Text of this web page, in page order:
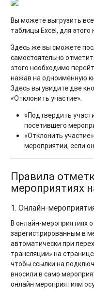
Вы можете выгрузить
таблицы Excel, для этого
Здесь же вы сможете
самостоятельно
этого необходимо
нажав на одноименную
Здесь вы увидите две
«Отклонить участие».
«Подтвердить
посетившего
«Отклонить
мероприятии, если
Правила
мероприятиях
1. Онлайн-
В онлайн-мероприятиях
зарегистрированным в
автоматически при
трансляции» на
чтобы ссылки на
вносили в само
онлайн мероприятиям